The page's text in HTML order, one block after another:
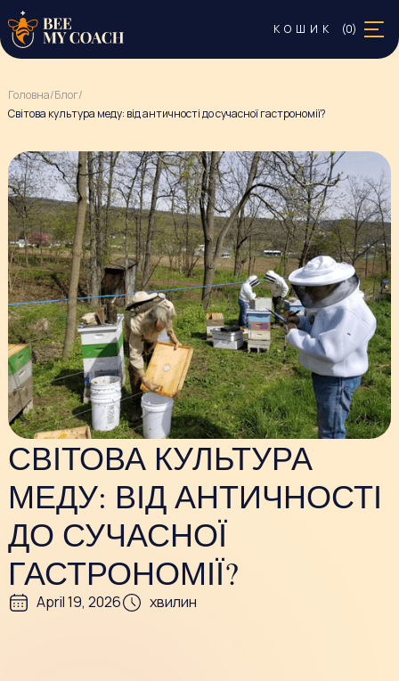
КОШИК (0)
Головна/Блог/
Світова культура меду: від античності до сучасної гастрономії?
СВІТОВА КУЛЬТУРА
МЕДУ: ВІД АНТИЧНОСТІ
ДО СУЧАСНОЇ
ГАСТРОНОМІЇ?
April 19, 2026 хвилин